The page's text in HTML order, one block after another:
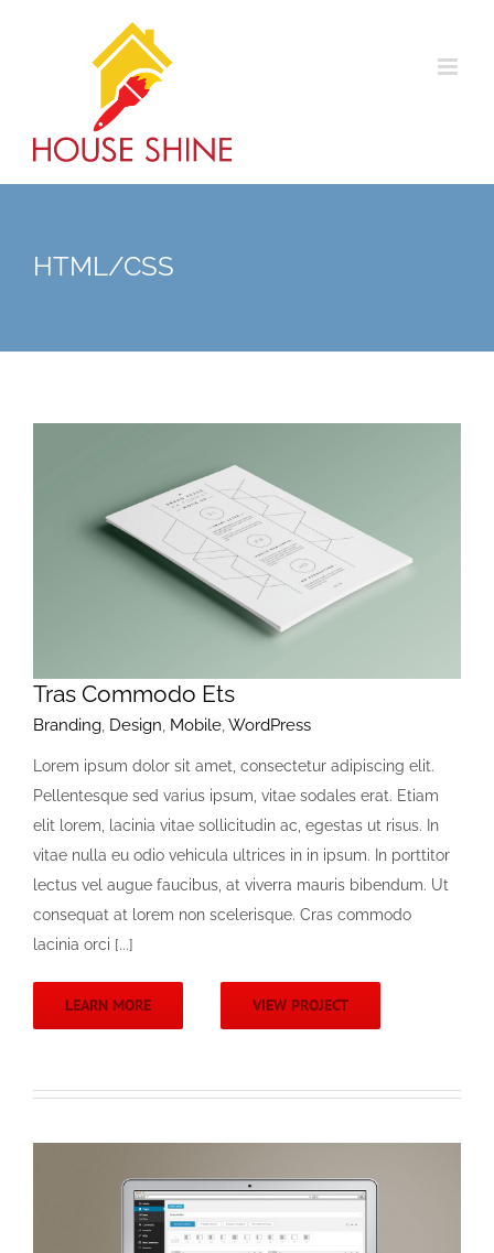
HTML/CSS
Tras Commodo Ets
Branding, Design, Mobile,WordPress
Lorem ipsum dolor sit amet, consectetur adipiscing elit.
Pellentesque sed varius ipsum, vitae sodales erat. Etiam
elit lorem, lacinia vitae sollicitudin ac, egestas ut risus. In
vitae nulla eu odio vehicula ultrices in in ipsum. In porttitor
lectus vel augue faucibus, at viverra mauris bibendum. Ut
consequat at lorem non scelerisque. Cras commodo
lacinia orci [...]
LEARN MORE VIEW PROJECT